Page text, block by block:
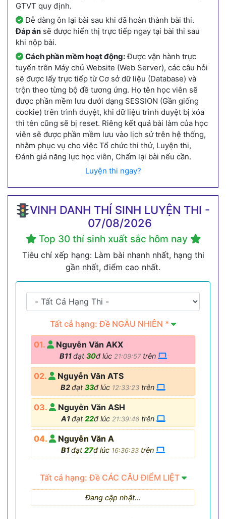
GTVT quy định.
Dễ dàng ôn lại bài sau khi đã hoàn thành bài thi.
Đáp án sẽ được hiển thị trực tiếp ngay tại bài thi sau
khi nộp bài.
Cách phần mềm hoạt động:Được vận hành trực
tuyến trên Máy chủ Website (Web Server), các câu hỏi
sẽ được lấy trực tiếp từ Cơ sở dữ liệu (Database) và
trộn theo từng bộ đề tương ứng. Họ tên học viên sẽ
được phần mềm lưu dưới dạng SESSION (Gần giống
cookie) trên trình duyệt, khi dữ liệu trình duyệt bị xóa
thì tên cũng sẽ bị reset. Riêng kết quả bài làm của học
viên sẽ được phần mềm lưu vào lịch sử trên hệ thống,
nhằm phục vụ cho việc Tổ chức thi thử, Luyện thi,
Đánh giá năng lực học viên, Chấm lại bài nếu cần.
Luyện thi ngay?
VINH DANH THÍ SINH LUYỆN THI -
07/08/2026
Top 30 thí sinh xuất sắc hôm nay
Tiêu chí xếp hạng: Làm bài nhanh nhất, hạng thi
gần nhất, điểm cao nhất.
Tất cả hạng: Đề NGẪU NHIÊN *
01. Nguyễn Văn AKX
B11đạt 30đ lúc 21:09:57trên
02. Nguyễn Văn ATS
B2đạt 33đ lúc 12:33:23 trên
03. Nguyễn Văn ASH
A1đạt 22đ lúc 21:39:46trên
04. Nguyễn Văn A
B1đạt27đ lúc 16:36:33 trên
Tất cả hạng: Đề CÁC CÂU ĐIỂM LIỆT
Đang cập nhật...